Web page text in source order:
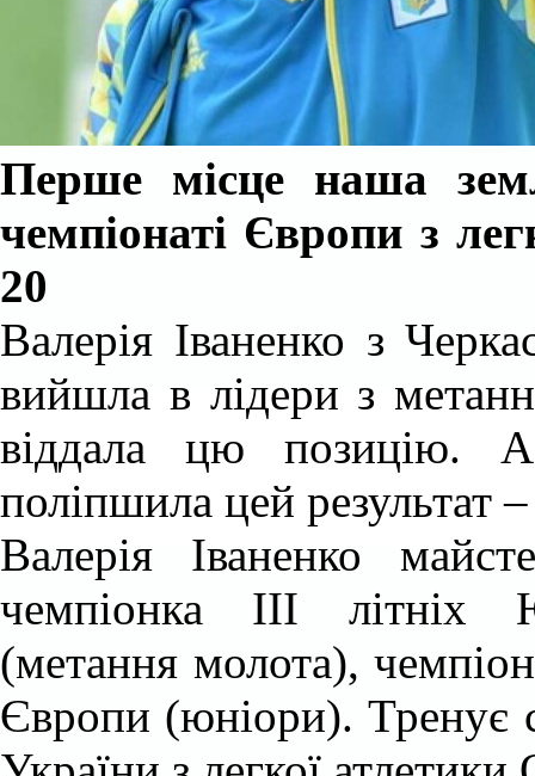
Перше місце наша
чемпіонаті Європи з
20
Валерія Іваненко з
вийшла в лідери з
віддала цю позицію.
поліпшила цей результат
Валерія Іваненко
чемпіонка III літніх
(метання молота),
Європи (юніори). Тренує